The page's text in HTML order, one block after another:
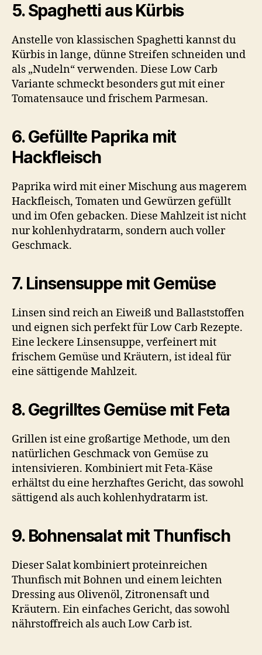
5. Spaghetti aus Kürbis
Anstelle von klassischen Spaghetti kannst du
Kürbis in lange, dünne Streifen schneiden und
als „Nudeln“ verwenden. Diese Low Carb
Variante schmeckt besonders gut mit einer
Tomatensauce und frischem Parmesan.
6. Gefüllte Paprika mit
Hackfleisch
Paprika wird mit einer Mischung aus magerem
Hackfleisch, Tomaten und Gewürzen gefüllt
und im Ofen gebacken. Diese Mahlzeit ist nicht
nur kohlenhydratarm, sondern auch voller
Geschmack.
7. Linsensuppe mit Gemüse
Linsen sind reich an Eiweiß und Ballaststoffen
und eignen sich perfekt für Low Carb Rezepte.
Eine leckere Linsensuppe, verfeinert mit
frischem Gemüse und Kräutern, ist ideal für
eine sättigende Mahlzeit.
8. Gegrilltes Gemüse mit Feta
Grillen ist eine großartige Methode, um den
natürlichen Geschmack von Gemüse zu
intensivieren. Kombiniert mit Feta-Käse
erhältst du eine herzhaftes Gericht, das sowohl
sättigend als auch kohlenhydratarm ist.
9. Bohnensalat mit Thunfisch
Dieser Salat kombiniert proteinreichen
Thunfisch mit Bohnen und einem leichten
Dressing aus Olivenöl, Zitronensaft und
Kräutern. Ein einfaches Gericht, das sowohl
nährstoffreich als auch Low Carb ist.